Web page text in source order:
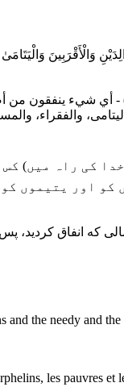
وَالْأَقْرَبِينَ
- أي شيء ينفقون من
والفقراء،
کی راہ میں)
کو اور یتیموں
که انفاق کردید،
the needy and
les pauvres